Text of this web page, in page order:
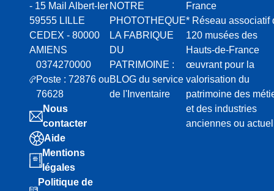
- 15 Mail Albert-Ier
59555 LILLE
CEDEX - 80000
AMIENS
0374270000
Poste : 72876 ou
76628
Nous
contacter
Aide
Mentions
légales
Politique de
NOTRE
PHOTOTHEQUE
LA FABRIQUE
DU
PATRIMOINE :
BLOG du service
de l'Inventaire
France
* Réseau associatif
120 musées des
Hauts-de-France
œuvrant pour la
valorisation du
patrimoine des
et des industries
anciennes ou